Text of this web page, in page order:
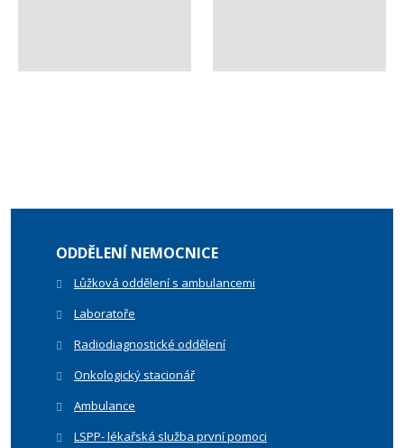
ODDĚLENÍ NEMOCNICE
Lůžková oddělení s ambulancemi
Laboratoře
Radiodiagnostické oddělení
Onkologický stacionář
Ambulance
LSPP- lékařská služba první pomoci